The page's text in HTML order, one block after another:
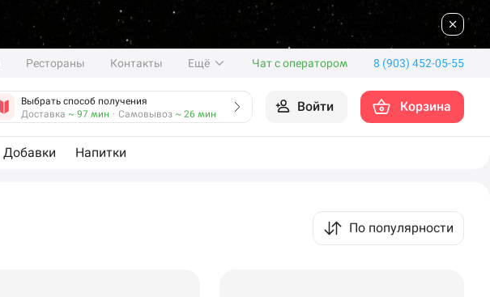
Рестораны Контакты Ещё Чат с оператором 8 (903) 452-05-55
Выбрать способ получения
Доставка ~ 97 мин · Самовывоз ~ 26 мин Войти Корзина
Добавки Напитки
По популярности